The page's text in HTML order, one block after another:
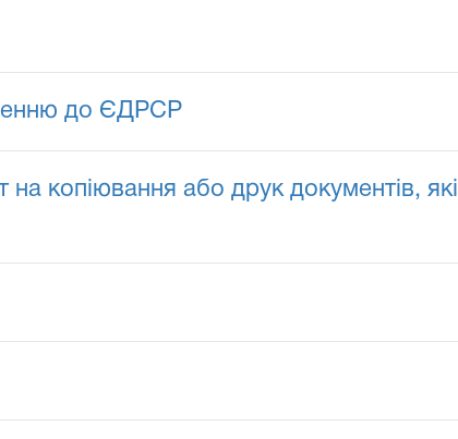
до ЄДРСР
копіювання або друк документів, які